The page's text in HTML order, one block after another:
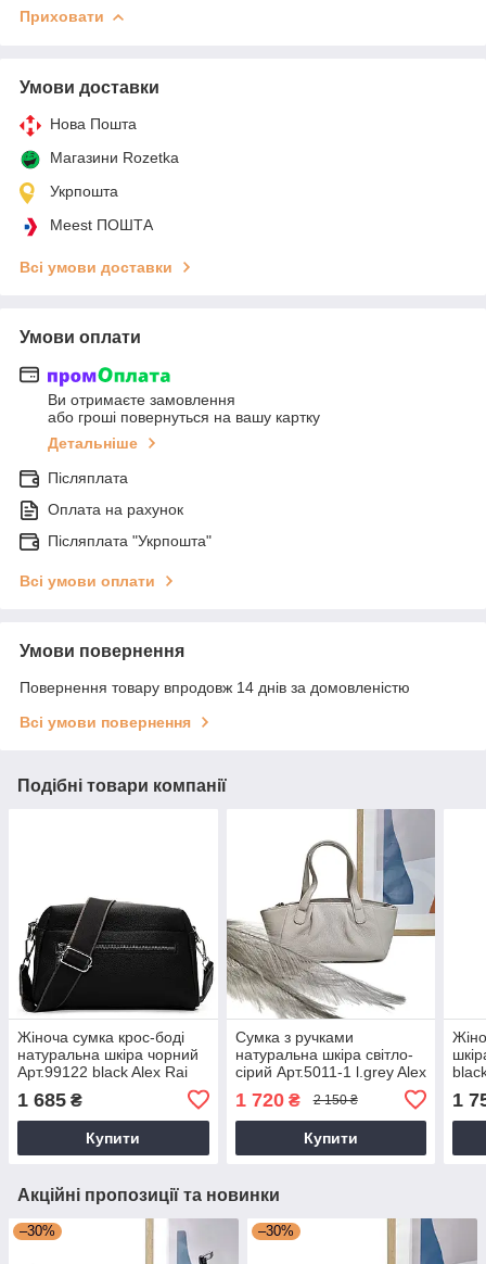
Приховати
Умови доставки
Нова Пошта
Магазини Rozetka
Укрпошта
Meest ПОШТА
Всі умови доставки
Умови оплати
Ви отримаєте замовлення
або гроші повернуться на вашу картку
Детальніше
Післяплата
Оплата на рахунок
Післяплата "Укрпошта"
Всі умови оплати
Умови повернення
Повернення товару впродовж 14 днів за домовленістю
Всі умови повернення
Подібні товари компанії
Жіноча сумка крос-боді
натуральна шкіра чорний
Арт.99122 black Alex Rai
1 685 ₴
Купити
Сумка з ручками
натуральна шкіра світло-
сірий Арт.5011-1 l.grey Alex
1 720₴ 2 150 ₴
Купити
1
Акційні пропозиції та новинки
–30% –30%